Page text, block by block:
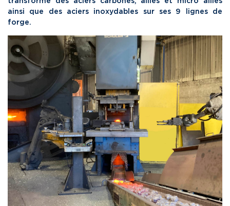
ainsi que des aciers inoxydables sur ses 9 lignes de
forge.